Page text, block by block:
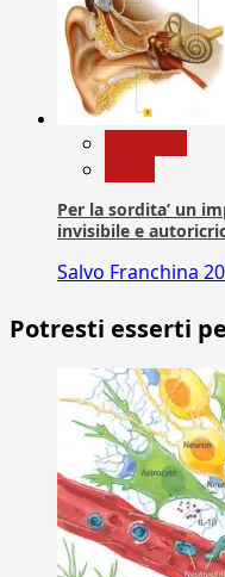
Per la sordita’ un
invisibile e
Salvo Franchina
Potresti esserti